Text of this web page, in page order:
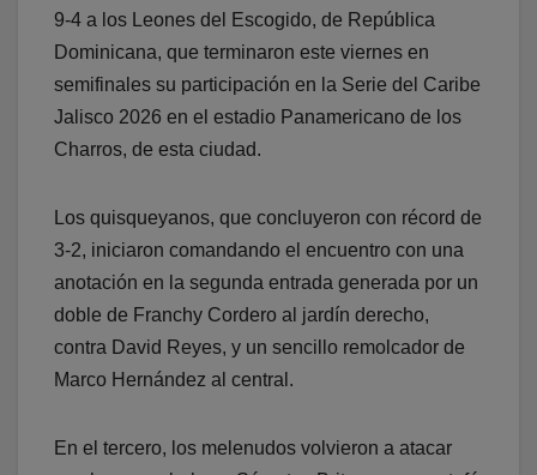
9-4 a los Leones del Escogido, de República
Dominicana, que terminaron este viernes en
semifinales su participación en la Serie del Caribe
Jalisco 2026 en el estadio Panamericano de los
Charros, de esta ciudad.
Los quisqueyanos, que concluyeron con récord de
3-2, iniciaron comandando el encuentro con una
anotación en la segunda entrada generada por un
doble de Franchy Cordero al jardín derecho,
contra David Reyes, y un sencillo remolcador de
Marco Hernández al central.
En el tercero, los melenudos volvieron a atacar